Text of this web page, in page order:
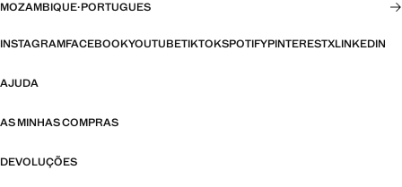
MOZAMBIQUE·PORTUGUES
INSTAGRAMFACEBOOKYOUTUBETIKTOKSPOTIFYPINTERESTXLINKEDIN
AJUDA
AS MINHAS COMPRAS
DEVOLUÇÕES